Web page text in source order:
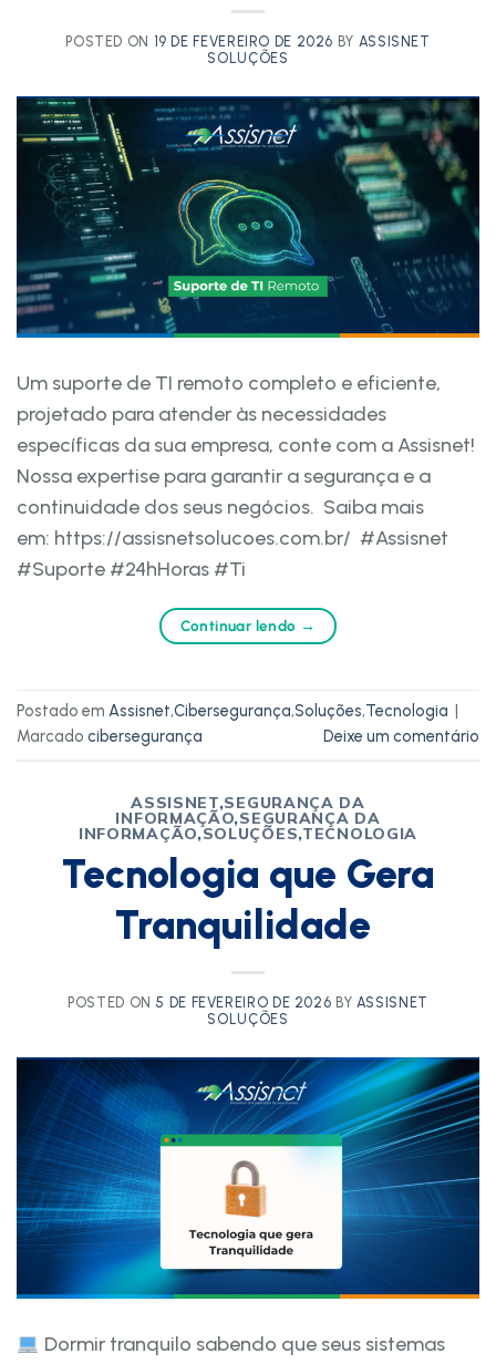
POSTED ON 19 DE FEVEREIRO DE 2026 BY ASSISNET
SOLUÇÕES
Um suporte de TI remoto completo e eficiente,
projetado para atender às necessidades
específicas da sua empresa, conte com a Assisnet!
Nossa expertise para garantir a segurança e a
continuidade dos seus negócios. Saiba mais
em: https://assisnetsolucoes.com.br/ #Assisnet
#Suporte #24hHoras #Ti
Continuar lendo →
Postado em Assisnet,Cibersegurança,Soluções,Tecnologia |
Marcado cibersegurança Deixe um comentário
ASSISNET,SEGURANÇA DA
INFORMAÇÃO,SEGURANÇA DA
INFORMAÇÃO,SOLUÇÕES,TECNOLOGIA
Tecnologia que Gera
Tranquilidade
POSTED ON 5 DE FEVEREIRO DE 2026 BY ASSISNET
SOLUÇÕES
Dormir tranquilo sabendo que seus sistemas